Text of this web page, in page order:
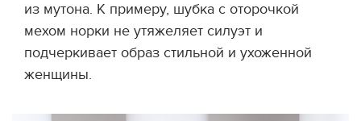
из мутона. К примеру, шубка с оторочкой
мехом норки не утяжеляет силуэт и
подчеркивает образ стильной и ухоженной
женщины.